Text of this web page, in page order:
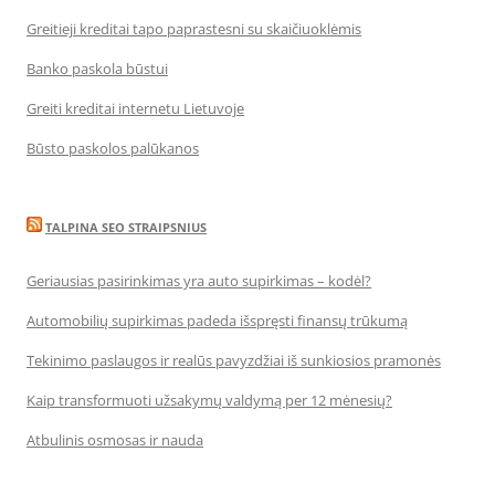
Greitieji kreditai tapo paprastesni su skaičiuoklėmis
Banko paskola būstui
Greiti kreditai internetu Lietuvoje
Būsto paskolos palūkanos
TALPINA SEO STRAIPSNIUS
Geriausias pasirinkimas yra auto supirkimas – kodėl?
Automobilių supirkimas padeda išspręsti finansų trūkumą
Tekinimo paslaugos ir realūs pavyzdžiai iš sunkiosios pramonės
Kaip transformuoti užsakymų valdymą per 12 mėnesių?
Atbulinis osmosas ir nauda